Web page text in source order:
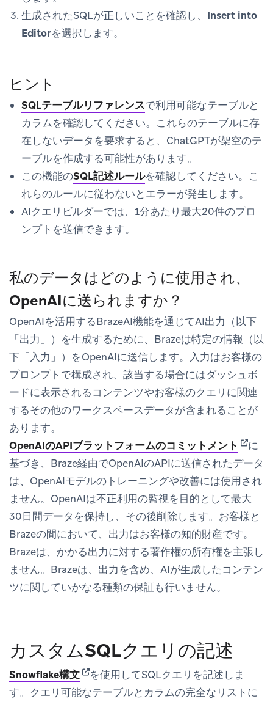
生成されたSQLが正しいことを確認し、 Insert into
Editorを選択します。
ヒント
SQLテーブルリファレンスで利用可能なテーブルと
カラムを確認してください。これらのテーブルに存
在しないデータを要求すると、ChatGPTが架空のテ
ーブルを作成する可能性があります。
この機能のSQL記述ルールを確認してください。こ
れらのルールに従わないとエラーが発生します。
AIクエリビルダーでは、1分あたり最大20件のプロ
ンプトを送信できます。
私のデータはどのように使用され、
OpenAIに送られますか？
OpenAIを活用するBrazeAI機能を通じてAI出力（以下
「出力」）を生成するために、Brazeは特定の情報（以
下「入力」）をOpenAIに送信します。入力はお客様の
プロンプトで構成され、該当する場合にはダッシュボ
ードに表示されるコンテンツやお客様のクエリに関連
するその他のワークスペースデータが含まれることが
あります。
OpenAIのAPIプラットフォームのコミットメント
に
基づき、Braze経由でOpenAIのAPIに送信されたデータ
は、OpenAIモデルのトレーニングや改善には使用され
ません。OpenAIは不正利用の監視を目的として最大
30日間データを保持し、その後削除します。お客様と
Brazeの間において、出力はお客様の知的財産です。
Brazeは、かかる出力に対する著作権の所有権を主張し
ません。Brazeは、出力を含め、AIが生成したコンテン
ツに関していかなる種類の保証も行いません。
カスタムSQLクエリの記述
Snowflake構文(opens in new tab)
を使用してSQLクエリを記述しま
す。クエリ可能なテーブルとカラムの完全なリストに